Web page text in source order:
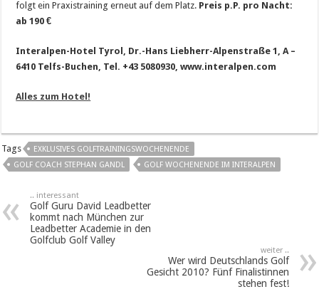
folgt ein Praxistraining erneut auf dem Platz. Preis p.P. pro Nacht:
ab 190 €
Interalpen-Hotel Tyrol, Dr.-Hans Liebherr-Alpenstraße 1, A –
6410 Telfs-Buchen, Tel. +43 5080930, www.interalpen.com
Alles zum Hotel!
Tags
EXKLUSIVES GOLFTRAININGSWOCHENENDE
GOLF COACH STEPHAN GANDL
GOLF WOCHENENDE IM INTERALPEN
.. interessant
Golf Guru David Leadbetter
kommt nach München zur
Leadbetter Academie in den
Golfclub Golf Valley
weiter ..
Wer wird Deutschlands Golf
Gesicht 2010? Fünf Finalistinnen
stehen fest!